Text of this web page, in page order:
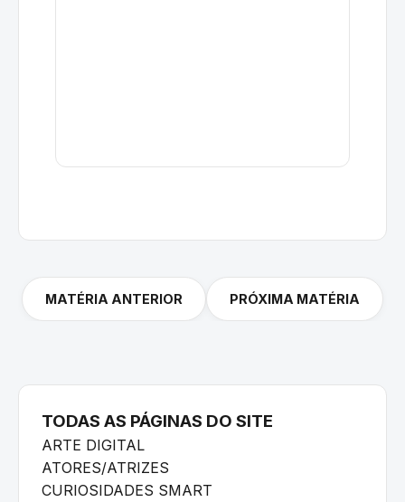
MATÉRIA ANTERIOR PRÓXIMA MATÉRIA
TODAS AS PÁGINAS DO SITE
ARTE DIGITAL
ATORES/ATRIZES
CURIOSIDADES SMART